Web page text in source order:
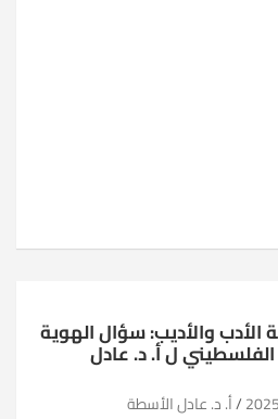
الأدب والأديب: سؤال الهوية
ل أ. د. عادل
أ. د. عادل الأسطة